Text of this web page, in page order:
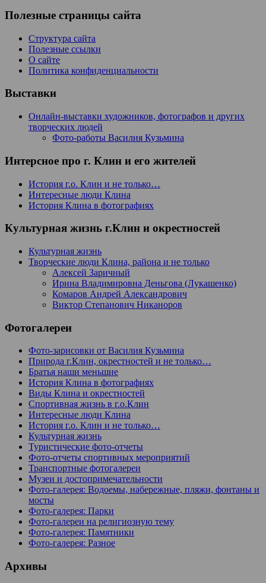
Полезные страницы сайта
Структура сайта
Полезные ссылки
О сайте
Политика конфиденциальности
Выставки
Онлайн-выставки художников, фотографов и других
творческих людей
Фото-работы Василия Кузьмина
Интерсное про г. Клин и его жителей
История г.о. Клин и не только…
Интересные люди Клина
История Клина в фотографиях
Культурная жизнь г.Клин и окрестностей
Культурная жизнь
Творческие люди Клина, района и не только
Алексей Заричный
Ирина Владимировна Деньгова (Лукашенко)
Комаров Андрей Александрович
Виктор Степанович Никаноров
Фотогалереи
Фото-зарисовки от Василия Кузьмина
Природа г.Клин, окрестностей и не только…
Братья наши меньшие
История Клина в фотографиях
Виды Клина и окрестностей
Спортивная жизнь в г.о.Клин
Интересные люди Клина
История г.о. Клин и не только…
Культурная жизнь
Туристические фото-отчеты
Фото-отчеты спортивных мероприятий
Транспортные фотогалереи
Музеи и достопримечательности
Фото-галерея: Водоемы, набережные, пляжи, фонтаны и
мосты
Фото-галерея: Парки
Фото-галереи на религиозную тему
Фото-галерея: Памятники
Фото-галерея: Разное
Архивы